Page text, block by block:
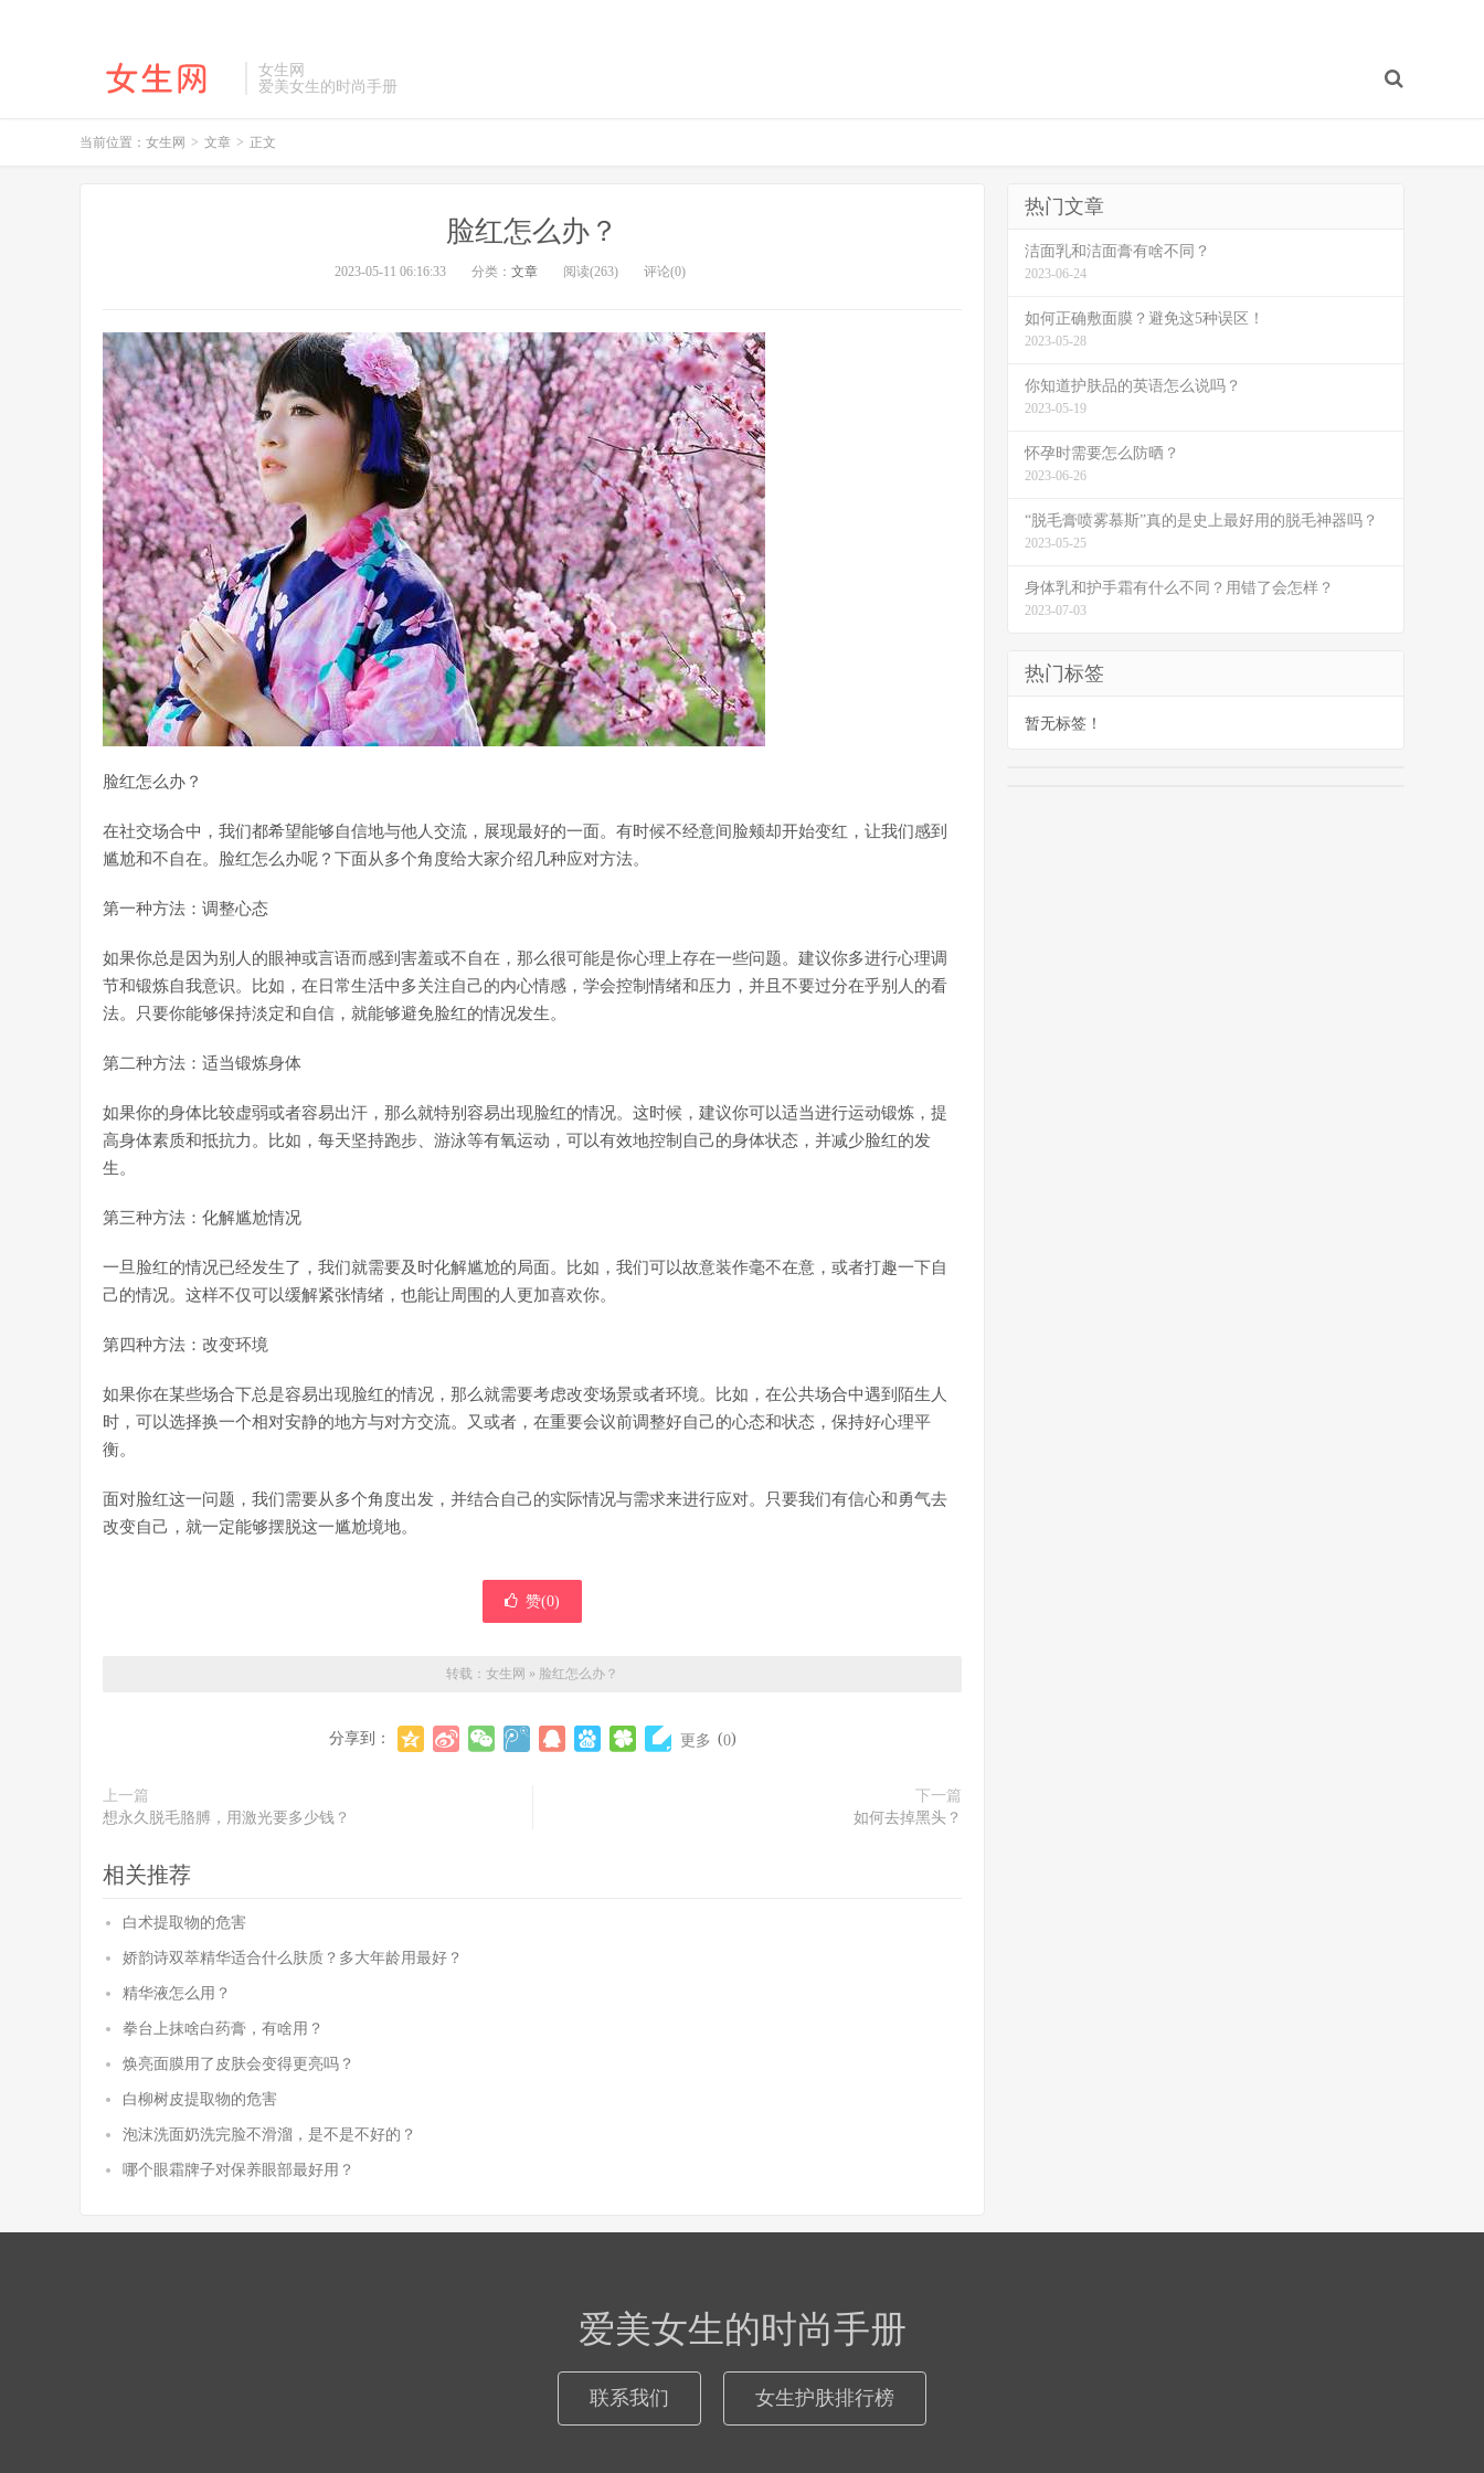
女生网
爱美女生的时尚手册
当前位置： 女生网 > 文章 > 正文
脸红怎么办？
2023-05-11 06:16:33 分类： 文章 阅读(263) 评论(0)
脸红怎么办？
在社交场合中，我们都希望能够自信地与他人交流，展现最好的一面。有时候不经意间脸颊却开始变红，让我们感到
尴尬和不自在。脸红怎么办呢？下面从多个角度给大家介绍几种应对方法。
第一种方法：调整心态
如果你总是因为别人的眼神或言语而感到害羞或不自在，那么很可能是你心理上存在一些问题。建议你多进行心理调
节和锻炼自我意识。比如，在日常生活中多关注自己的内心情感，学会控制情绪和压力，并且不要过分在乎别人的看
法。只要你能够保持淡定和自信，就能够避免脸红的情况发生。
第二种方法：适当锻炼身体
如果你的身体比较虚弱或者容易出汗，那么就特别容易出现脸红的情况。这时候，建议你可以适当进行运动锻炼，提
高身体素质和抵抗力。比如，每天坚持跑步、游泳等有氧运动，可以有效地控制自己的身体状态，并减少脸红的发
生。
第三种方法：化解尴尬情况
一旦脸红的情况已经发生了，我们就需要及时化解尴尬的局面。比如，我们可以故意装作毫不在意，或者打趣一下自
己的情况。这样不仅可以缓解紧张情绪，也能让周围的人更加喜欢你。
第四种方法：改变环境
如果你在某些场合下总是容易出现脸红的情况，那么就需要考虑改变场景或者环境。比如，在公共场合中遇到陌生人
时，可以选择换一个相对安静的地方与对方交流。又或者，在重要会议前调整好自己的心态和状态，保持好心理平
衡。
面对脸红这一问题，我们需要从多个角度出发，并结合自己的实际情况与需求来进行应对。只要我们有信心和勇气去
改变自己，就一定能够摆脱这一尴尬境地。
赞(0)
转载： 女生网 » 脸红怎么办？
分享到： 更多 (0)
上一篇
想永久脱毛胳膊，用激光要多少钱？
下一篇
如何去掉黑头？
相关推荐
白术提取物的危害
娇韵诗双萃精华适合什么肤质？多大年龄用最好？
精华液怎么用？
拳台上抹啥白药膏，有啥用？
焕亮面膜用了皮肤会变得更亮吗？
白柳树皮提取物的危害
泡沫洗面奶洗完脸不滑溜，是不是不好的？
哪个眼霜牌子对保养眼部最好用？
热门文章
洁面乳和洁面膏有啥不同？
2023-06-24
如何正确敷面膜？避免这5种误区！
2023-05-28
你知道护肤品的英语怎么说吗？
2023-05-19
怀孕时需要怎么防晒？
2023-06-26
“脱毛膏喷雾慕斯”真的是史上最好用的脱毛神器吗？
2023-05-25
身体乳和护手霜有什么不同？用错了会怎样？
2023-07-03
热门标签
暂无标签！
爱美女生的时尚手册
联系我们 女生护肤排行榜